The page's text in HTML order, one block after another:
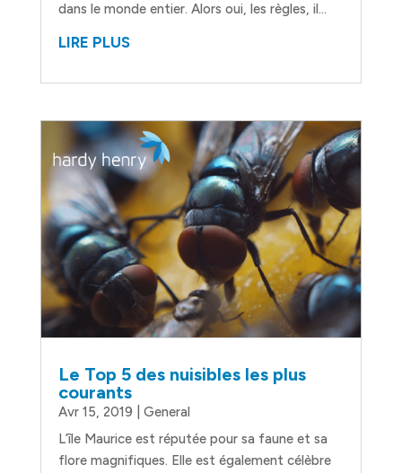
dans le monde entier. Alors oui, les règles, il...
LIRE PLUS
Le Top 5 des nuisibles les plus
courants
Avr 15, 2019
General
L’île Maurice est réputée pour sa faune et sa
flore magnifiques. Elle est également célèbre